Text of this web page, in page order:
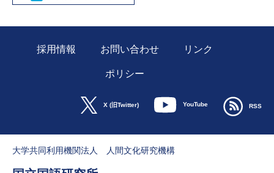
採用情報 お問い合わせ リンク
ポリシー
X (旧Twitter) YouTube RSS
大学共同利用機関法人 人間文化研究機構